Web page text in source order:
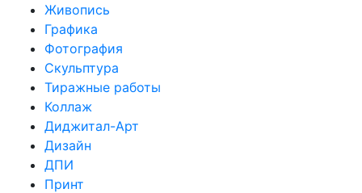
Живопись
Графика
Фотография
Скульптура
Тиражные работы
Коллаж
Диджитал-Арт
Дизайн
ДПИ
Принт